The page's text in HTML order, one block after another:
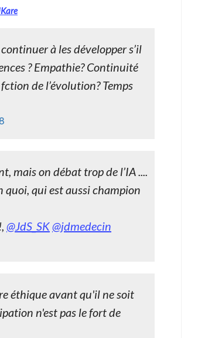
à les développer s’il
? Empathie? Continuité
de l’évolution? Temps
mais on débat trop de l’IA ....
quoi, qui est aussi champion
@JdS_SK@jdmedecin
éthique avant qu'il ne soit
n'est pas le fort de